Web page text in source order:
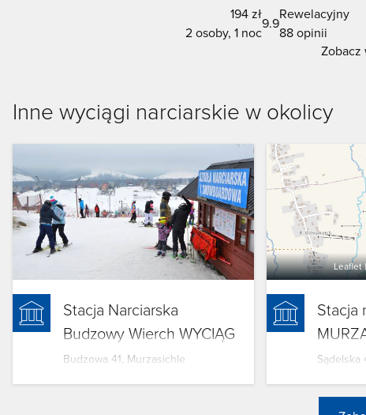
194 zł
2 osoby, 1 noc
9.9
Rewelacyjny
88 opinii
Zobacz
Inne wyciągi narciarskie w okolicy
Stacja Narciarska
Budzowy Wierch WYCIĄG
U KUBY
Budzowa 41, Murzasichle
Leaflet
Stacja
Sądelska